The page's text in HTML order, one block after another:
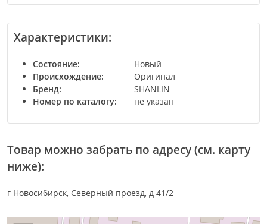
Характеристики:
Состояние
Новый
Происхождение
Оригинал
Бренд
SHANLIN
Номер по каталогу
не указан
Товар можно забрать по адресу (см. карту
ниже):
г Новосибирск, Северный проезд, д 41/2